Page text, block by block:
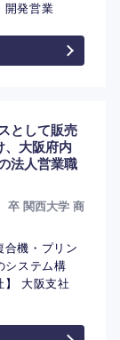
開発営業
として販売
、大阪府内
法人営業職
卒 関西大学 商
機・プリン
システム構
】 大阪支社